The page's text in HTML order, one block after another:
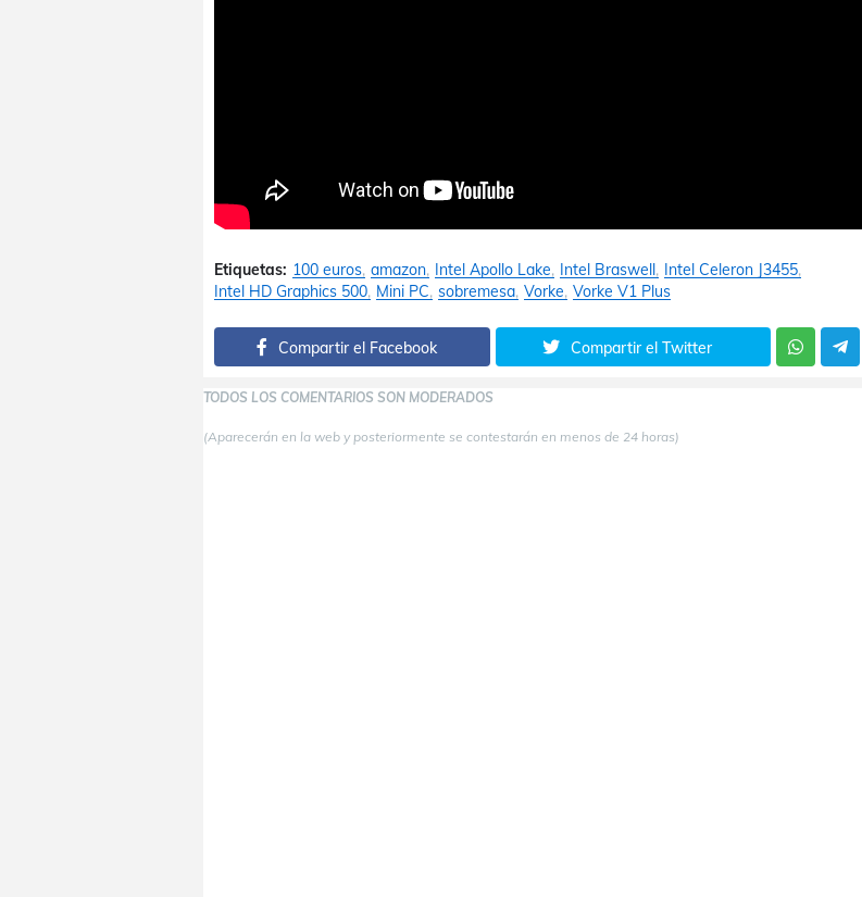
Etiquetas: 100 euros amazon Intel Apollo Lake Intel Braswell
Intel Celeron J3455
Intel HD Graphics 500 Mini PC sobremesa Vorke Vorke V1 Plus
Compartir el Facebook Compartir el Twitter
TODOS LOS COMENTARIOS SON MODERADOS
(Aparecerán en la web y posteriormente se contestarán en menos de 24 horas)